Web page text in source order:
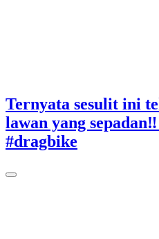
Ternyata sesulit ini
lawan yang
#dragbike